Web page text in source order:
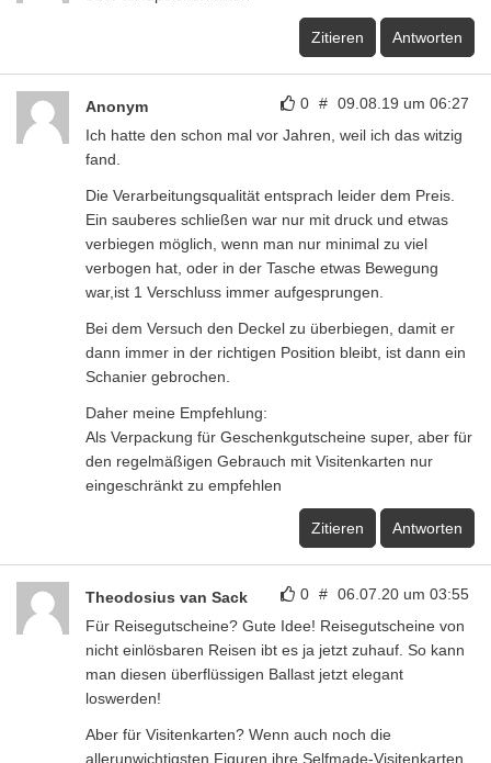
Zitieren Antworten
0 # 09.08.19 um 06:27
Anonym
Ich hatte den schon mal vor Jahren, weil ich das witzig
fand.
Die Verarbeitungsqualität entsprach leider dem Preis.
Ein sauberes schließen war nur mit druck und etwas
verbiegen möglich, wenn man nur minimal zu viel
verbogen hat, oder in der Tasche etwas Bewegung
war,ist 1 Verschluss immer aufgesprungen.
Bei dem Versuch den Deckel zu überbiegen, damit er
dann immer in der richtigen Position bleibt, ist dann ein
Schanier gebrochen.
Daher meine Empfehlung:
Als Verpackung für Geschenkgutscheine super, aber für
den regelmäßigen Gebrauch mit Visitenkarten nur
eingeschränkt zu empfehlen
Zitieren Antworten
0 # 06.07.20 um 03:55
Theodosius van Sack
Für Reisegutscheine? Gute Idee! Reisegutscheine von
nicht einlösbaren Reisen ibt es ja jetzt zuhauf. So kann
man diesen überflüssigen Ballast jetzt elegant
loswerden!
Aber für Visitenkarten? Wenn auch noch die
allerunwichtigsten Figuren ihre Selfmade-Visitenkarten